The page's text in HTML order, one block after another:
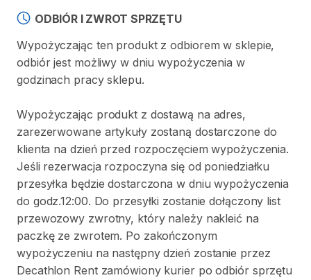
ODBIÓR I ZWROT SPRZĘTU
Wypożyczając ten produkt z odbiorem w sklepie,
odbiór jest możliwy w dniu wypożyczenia w
godzinach pracy sklepu.
Wypożyczając produkt z dostawą na adres,
zarezerwowane artykuły zostaną dostarczone do
klienta na dzień przed rozpoczęciem wypożyczenia.
Jeśli rezerwacja rozpoczyna się od poniedziałku
przesyłka będzie dostarczona w dniu wypożyczenia
do godz.12:00. Do przesyłki zostanie dołączony list
przewozowy zwrotny, który należy nakleić na
paczkę ze zwrotem. Po zakończonym
wypożyczeniu na następny dzień zostanie przez
Decathlon Rent zamówiony kurier po odbiór sprzętu